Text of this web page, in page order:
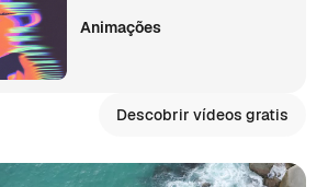
Animações
Descobrir vídeos gratis